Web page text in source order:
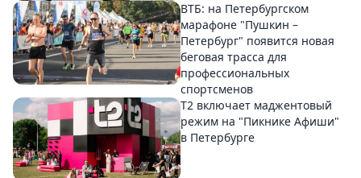
ВТБ: на Петербургском
марафоне "Пушкин –
Петербург" появится новая
беговая трасса для
профессиональных
спортсменов
Т2 включает маджентовый
режим на "Пикнике Афиши"
в Петербурге